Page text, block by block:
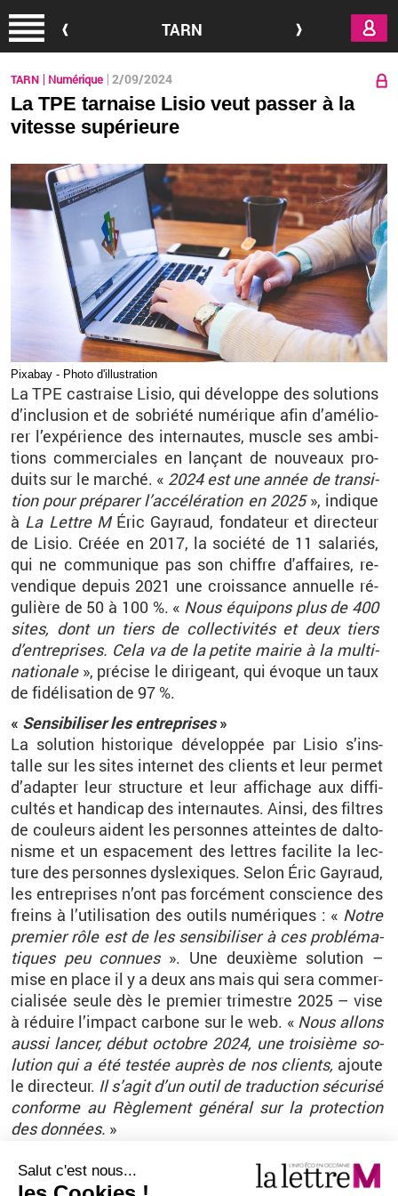
TARN
TARN Numérique 2/09/2024
La TPE tarnaise Lisio veut passer à la
vitesse supérieure
Pixa­bay - Photo d'illus­tra­tion
La TPE cas­traise Lisio, qui dé­ve­loppe des so­lu­tions
d’in­clu­sion et de so­briété nu­mé­rique afin d’amé­lio­
rer l’ex­pé­rience des in­ter­nautes, muscle ses am­bi­
tions com­mer­ciales en lan­çant de nou­veaux pro­
duits sur le mar­ché. « 2024 est une année de tran­si­
tion pour pré­pa­rer l’ac­cé­lé­ra­tion en 2025», in­dique
à La Lettre MÉric Gay­raud, fon­da­teur et di­rec­teur
de Lisio. Créée en 2017, la so­ciété de 11 sa­la­riés,
qui ne com­mu­nique pas son chiffre d'af­faires, re­
ven­dique de­puis 2021 une crois­sance an­nuelle ré­
gu­lière de 50 à 100 %. « Nous équi­pons plus de 400
sites, dont un tiers de col­lec­ti­vi­tés et deux tiers
d’en­tre­prises. Cela va de la pe­tite mai­rie à la mul­ti­
na­tio­nale», pré­cise le di­ri­geant, qui évoque un taux
de fi­dé­li­sa­tion de 97 %.
« Sen­si­bi­li­ser les en­tre­prises»
La so­lu­tion his­to­rique dé­ve­lop­pée par Lisio s’ins­
talle sur les sites in­ter­net des clients et leur per­met
d’adap­ter leur struc­ture et leur af­fi­chage aux dif­fi­
cul­tés et han­di­cap des in­ter­nautes. Ainsi, des filtres
de cou­leurs aident les per­sonnes at­teintes de dal­to­
nisme et un es­pa­ce­ment des lettres fa­ci­lite la lec­
ture des per­sonnes dys­lexiques. Selon Éric Gay­raud,
les en­tre­prises n’ont pas for­cé­ment conscience des
freins à l’uti­li­sa­tion des ou­tils nu­mé­riques : « Notre
pre­mier rôle est de les sen­si­bi­li­ser à ces pro­blé­ma­
tiques peu connues ». Une deuxième so­lu­tion –
mise en place il y a deux ans mais qui sera com­mer­
cia­li­sée seule dès le pre­mier tri­mestre 2025 – vise
à ré­duire l’im­pact car­bone sur le web. « Nous al­lons
aussi lan­cer, début oc­tobre 2024, une troi­sième so­
lu­tion qui a été tes­tée au­près de nos clients,ajoute
le di­rec­teur. Il s’agit d’un outil de tra­duc­tion sé­cu­risé
conforme au Rè­gle­ment gé­né­ral sur la pro­tec­tion
des don­nées. »
Après la France, Eric Gay­raud veut en­clen­cher un